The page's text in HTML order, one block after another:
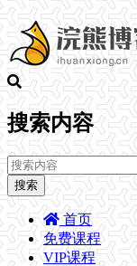
搜索内容
搜索
首页
免费课程
VIP课程